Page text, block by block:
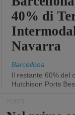
40% di
Navarra
Barcellona
Il restante 60% del
Hutchison Ports